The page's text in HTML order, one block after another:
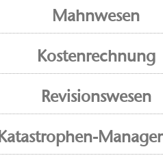
Mahnwesen
Kostenrechnung
Revisionswesen
Katastrophen-